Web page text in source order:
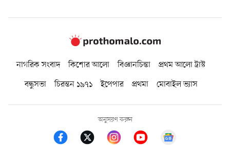
নাগরিক সংবাদ কিশোর আলো বিজ্ঞানচিন্তা
প্রথম আলো ট্রাস্ট
বন্ধুসভা
চিরন্তন ১৯৭১ ইপেপার প্রথমা মোবাইল ভ্যাস
অনুসরণ করুন